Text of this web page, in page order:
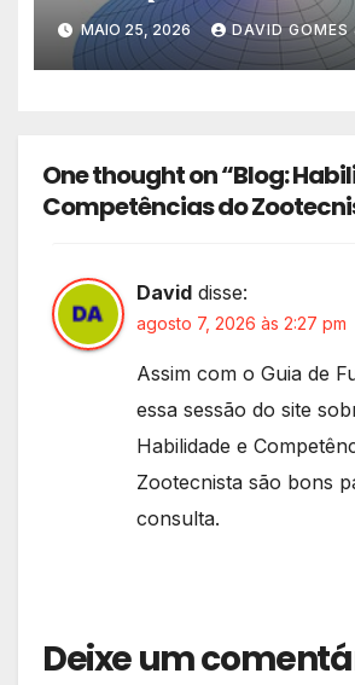
MAIO 25, 2026 DAVID
One thought on “Blog:
Competências do
David disse:
agosto 7, 2026 às 2:27 pm
Assim com o Guia de
essa sessão do site
Habilidade e
Zootecnista são bons
consulta.
Deixe um